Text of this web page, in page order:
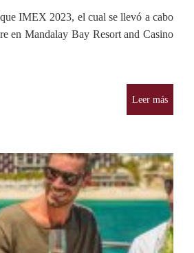
IMEX 2023, el cual se llevó a cabo
en Mandalay Bay Resort and Casino
Leer más